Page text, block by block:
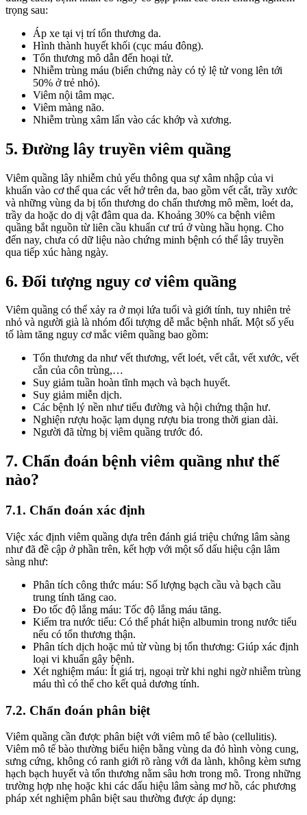
trọng sau:
Áp xe tại vị trí tổn thương da.
Hình thành huyết khối (cục máu đông).
Tổn thương mô dẫn đến hoại tử.
Nhiễm trùng máu (biến chứng này có tỷ lệ tử vong lên tới
50% ở trẻ nhỏ).
Viêm nội tâm mạc.
Viêm màng não.
Nhiễm trùng xâm lấn vào các khớp và xương.
5. Đường lây truyền viêm quầng
Viêm quầng lây nhiễm chủ yếu thông qua sự xâm nhập của vi
khuẩn vào cơ thể qua các vết hở trên da, bao gồm vết cắt, trầy xước
và những vùng da bị tổn thương do chấn thương mô mềm, loét da,
trầy da hoặc do dị vật đâm qua da. Khoảng 30% ca bệnh viêm
quầng bắt nguồn từ liên cầu khuẩn cư trú ở vùng hầu họng. Cho
đến nay, chưa có dữ liệu nào chứng minh bệnh có thể lây truyền
qua tiếp xúc hàng ngày.
6. Đối tượng nguy cơ viêm quầng
Viêm quầng có thể xảy ra ở mọi lứa tuổi và giới tính, tuy nhiên trẻ
nhỏ và người già là nhóm đối tượng dễ mắc bệnh nhất. Một số yếu
tố làm tăng nguy cơ mắc viêm quầng bao gồm:
Tổn thương da như vết thương, vết loét, vết cắt, vết xước, vết
cắn của côn trùng,…
Suy giảm tuần hoàn tĩnh mạch và bạch huyết.
Suy giảm miễn dịch.
Các bệnh lý nền như tiểu đường và hội chứng thận hư.
Nghiện rượu hoặc lạm dụng rượu bia trong thời gian dài.
Người đã từng bị viêm quầng trước đó.
7. Chẩn đoán bệnh viêm quầng như thế
nào?
7.1. Chẩn đoán xác định
Việc xác định viêm quầng dựa trên đánh giá triệu chứng lâm sàng
như đã đề cập ở phần trên, kết hợp với một số dấu hiệu cận lâm
sàng như:
Phân tích công thức máu: Số lượng bạch cầu và bạch cầu
trung tính tăng cao.
Đo tốc độ lắng máu: Tốc độ lắng máu tăng.
Kiểm tra nước tiểu: Có thể phát hiện albumin trong nước tiểu
nếu có tổn thương thận.
Phân tích dịch hoặc mủ từ vùng bị tổn thương: Giúp xác định
loại vi khuẩn gây bệnh.
Xét nghiệm máu: Ít giá trị, ngoại trừ khi nghi ngờ nhiễm trùng
máu thì có thể cho kết quả dương tính.
7.2. Chẩn đoán phân biệt
Viêm quầng cần được phân biệt với viêm mô tế bào (cellulitis).
Viêm mô tế bào thường biểu hiện bằng vùng da đỏ hình vòng cung,
sưng cứng, không có ranh giới rõ ràng với da lành, không kèm sưng
hạch bạch huyết và tổn thương nằm sâu hơn trong mô. Trong những
trường hợp nhẹ hoặc khi các dấu hiệu lâm sàng mơ hồ, các phương
pháp xét nghiệm phân biệt sau thường được áp dụng: